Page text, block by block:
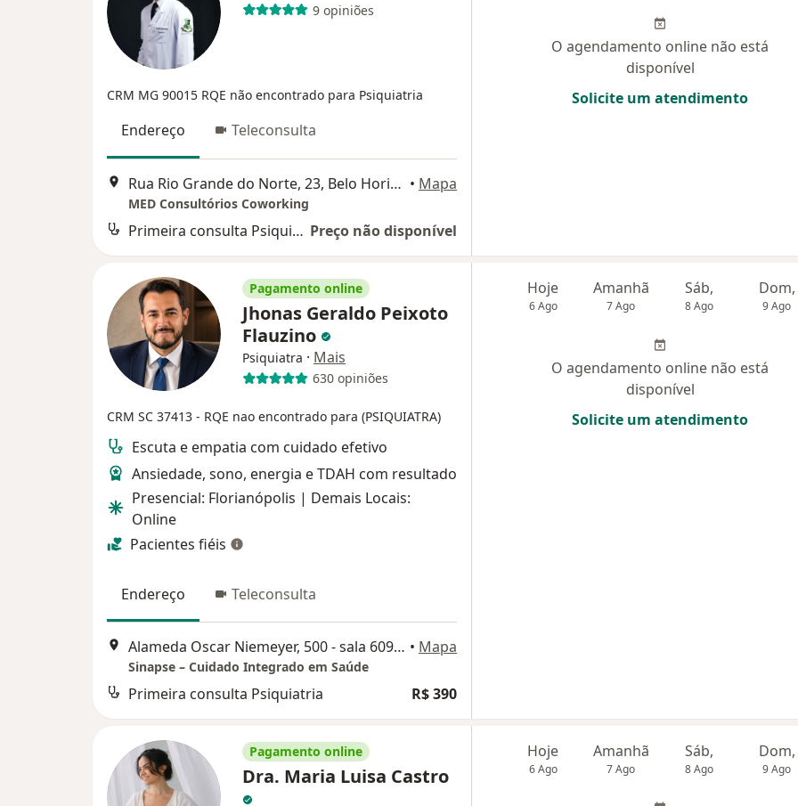
9 opiniões
CRM MG 90015 RQE não encontrado para Psiquiatria
Endereço Teleconsulta
Rua Rio Grande do Norte, 23, Belo Horizonte • Mapa
MED Consultórios Coworking
Primeira consulta Psiquiatria Preço não disponível
O agendamento online não está
disponível
Solicite um atendimento
Pagamento online
Jhonas Geraldo Peixoto
Flauzino
Psiquiatra · Mais
630 opiniões
CRM SC 37413 - RQE nao encontrado para (PSIQUIATRA)
Escuta e empatia com cuidado efetivo
Ansiedade, sono, energia e TDAH com resultado
Presencial: Florianópolis | Demais Locais:
Online
Pacientes fiéis
Endereço Teleconsulta
Alameda Oscar Niemeyer, 500 - sala 609, Nova Lima • Mapa
Sinapse – Cuidado Integrado em Saúde
Primeira consulta Psiquiatria R$ 390
Hoje
6 Ago
Amanhã
7 Ago
Sáb,
8 Ago
Dom,
9 Ago
O agendamento online não está
disponível
Solicite um atendimento
Pagamento online
Dra. Maria Luisa Castro
Hoje
6 Ago
Amanhã
7 Ago
Sáb,
8 Ago
Dom,
9 Ago